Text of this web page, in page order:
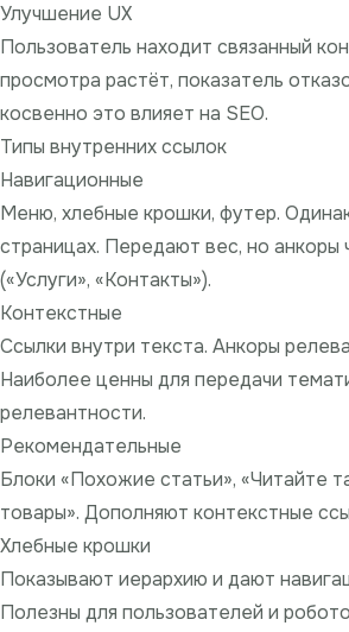
Улучшение UX
Пользователь находит связанный
просмотра растёт, показатель
косвенно это влияет на SEO.
Типы внутренних ссылок
Навигационные
Меню, хлебные крошки, футер.
страницах. Передают вес, но анкоры
(«Услуги», «Контакты»).
Контекстные
Ссылки внутри текста. Анкоры
Наиболее ценны для передачи
релевантности.
Рекомендательные
Блоки «Похожие статьи», «Читайте
товары». Дополняют контекстные
Хлебные крошки
Показывают иерархию и дают
Полезны для пользователей и